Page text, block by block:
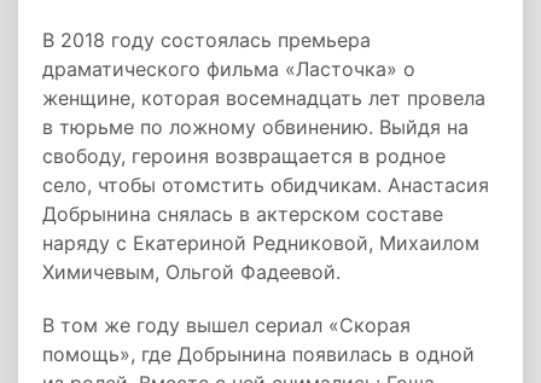
В 2018 году состоялась премьера
драматического фильма «Ласточка» о
женщине, которая восемнадцать лет провела
в тюрьме по ложному обвинению. Выйдя на
свободу, героиня возвращается в родное
село, чтобы отомстить обидчикам. Анастасия
Добрынина снялась в актерском составе
наряду с Екатериной Редниковой, Михаилом
Химичевым, Ольгой Фадеевой.
В том же году вышел сериал «Скорая
помощь», где Добрынина появилась в одной